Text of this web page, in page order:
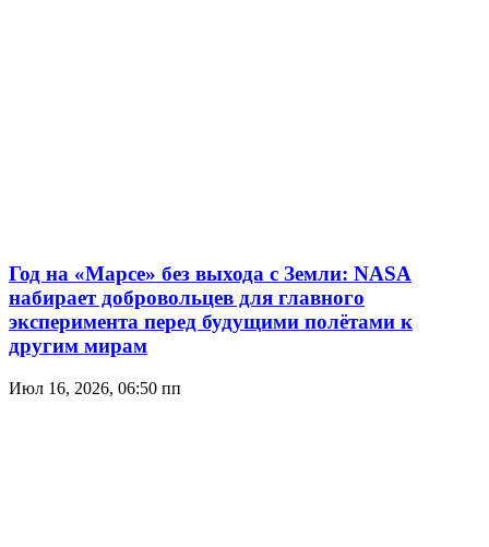
Год на «Марсе» без выхода с Земли: NASA
набирает добровольцев для главного
эксперимента перед будущими полётами к
другим мирам
Июл 16, 2026, 06:50 пп